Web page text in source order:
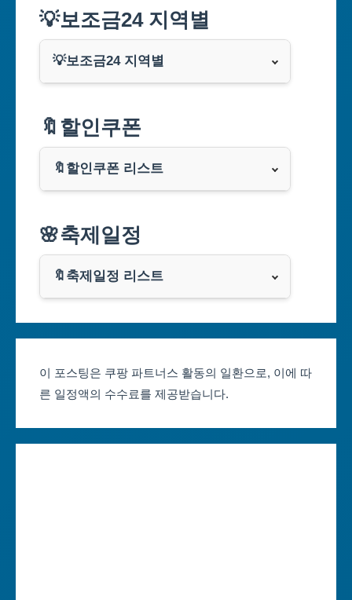
💡보조금24 지역별
💡보조금24 지역별
부산광역시
대구광역시
인천광역시
광주광역시
대전광역시
🔖할인쿠폰
🔖할인쿠폰 리스트
쿠팡
클룩
🌸축제일정
🔖축제일정 리스트
대구축제 일정
인천축제 일정
이 포스팅은 쿠팡 파트너스 활동의 일환으로, 이에 따
른 일정액의 수수료를 제공받습니다.